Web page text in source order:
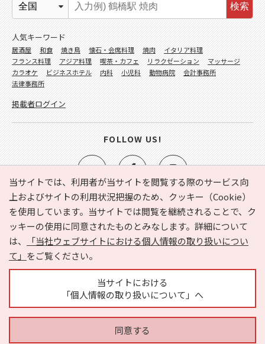
当サイトでは、利用者が当サイトを閲覧する際のサービス向
上およびサイトの利用状況把握のため、クッキー（Cookie）
を使用しています。当サイトでは閲覧を継続されることで、ク
ッキーの使用に同意されたものとみなします。詳細について
は、
「当社ウェブサイトにおける個人情報の取り扱いについ
て」 をご覧ください。
当サイトにおける
「個人情報の取り扱いについて」へ
同意する
e-NAVITA（イーナビタ）とは？ お気に入り
ヘルプ
利用規約
個人情報の取り扱いについて
運営会社
サイトマップ
広告掲載に関するお問い合わせ
検索
人気キーワード
居酒屋 和食 焼き鳥 懐石・会席料理 焼肉
イタリア料理
フランス料理
アジア料理 喫茶・カフェ リラクゼーション
マッサージ
カラオケ
ビジネスホテル 内科 小児科 動物病院
会計事務所
法律事務所
掲載者ログイン
FOLLOW US!
Copyright © HYOJITO.Co.,Ltd. All Rights Reserved.